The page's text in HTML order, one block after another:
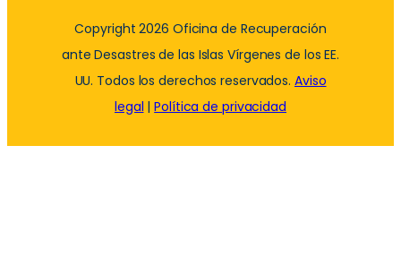
Copyright 2026 Oficina de Recuperación
ante Desastres de las Islas Vírgenes de los EE.
UU. Todos los derechos reservados. Aviso
legal |Política de privacidad